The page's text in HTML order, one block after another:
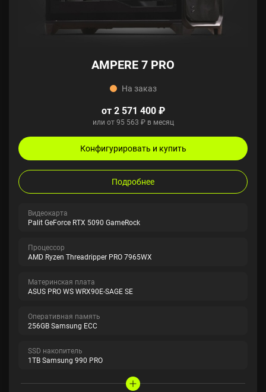
AMPERE 7 PRO
На заказ
от 2 571 400 ₽
или от 95 563 ₽ в месяц
Конфигурировать и купить
Подробнее
Видеокарта
Palit GeForce RTX 5090 GameRock
Процессор
AMD Ryzen Threadripper PRO 7965WX
Материнская плата
ASUS PRO WS WRX90E-SAGE SE
Оперативная память
256GB Samsung ECC
SSD накопитель
1TB Samsung 990 PRO